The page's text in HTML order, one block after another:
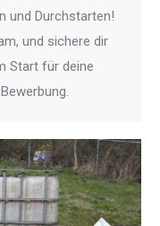
und Durchstarten!
und sichere dir
Start für deine
Bewerbung.